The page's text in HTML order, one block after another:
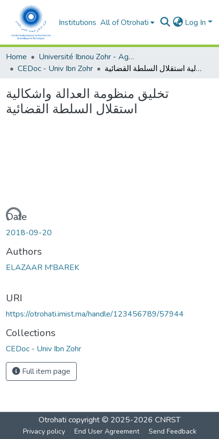
Institutions All of Otrohati Log In
Home
Université Ibnou Zohr - Agadir
CEDoc - Univ Ibn Zohr
تخليق منظومة العدالة واشكالية استقلال السلطة القضائية
تخليق منظومة العدالة واشكالية
استقلال السلطة القضائية
Date
2018-09-20
Authors
ELAZAAR M'BAREK
URI
https://otrohati.imist.ma/handle/123456789/57944
Collections
CEDoc - Univ Ibn Zohr
Full item page
Otrohati copyright © 2025-2026 CNRST
Privacy policy End User Agreement Send Feedback